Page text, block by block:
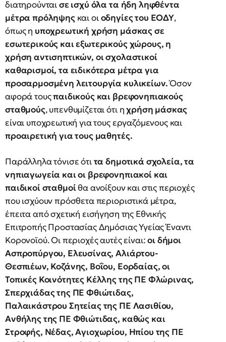
διατηρούνταισε ισχύ όλα τα ήδη ληφθέντα
μέτρα πρόληψηςκαι οιοδηγίες του ΕΟΔΥ,
όπως η υποχρεωτική χρήση μάσκας σε
εσωτερικούς και εξωτερικούς χώρους, η
χρήση αντισηπτικών, οι σχολαστικοί
καθαρισμοί, τα ειδικότερα μέτρα για
προσαρμοσμένη λειτουργία κυλικείων.Όσον
αφορά τουςπαιδικούς και βρεφονηπιακούς
σταθμούς, υπενθυμίζεται ότι ηχρήση μάσκας
είναι υποχρεωτική για τους εργαζόμενους και
προαιρετική για τους μαθητές.
Παράλληλα τόνισε ότιτα δημοτικά σχολεία, τα
νηπιαγωγεία και οι βρεφονηπιακοί και
παιδικοί σταθμοίθα ανοίξουν και στις περιοχές
που ισχύουν πρόσθετα περιοριστικά μέτρα,
έπειτα από σχετική εισήγηση της Εθνικής
Επιτροπής Προστασίας Δημόσιας Υγείας Έναντι
Κορονοϊού. Οι περιοχές αυτές είναι:οι δήμοι
Ασπροπύργου, Ελευσίνας, Αλιάρτου-
Θεσπιέων, Κοζάνης, Βοΐου, Εορδαίας, οι
Τοπικές Κοινότητες Κέλλης της ΠΕ Φλώρινας,
Σπερχιάδας της ΠΕ Φθιώτιδας,
Παλαικάστρου Σητείας της ΠΕ Λασιθίου,
Ανθήλης της ΠΕ Φθιώτιδας, καθώς και
Στροφής, Νέδας, Αγιοχωρίου, Ηπίου της ΠΕ